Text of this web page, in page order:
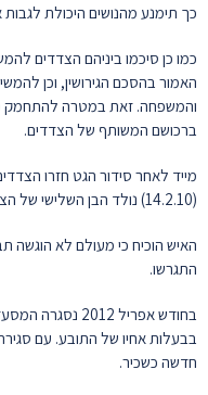
כך תימנע מהנושים היכולת
כמו כן סיכמו ביניהם הצדדים
האמור בהסכם הגירושין, וכן
והמשפחה. זאת במטרה להתחמק
ברכושם המשותף של הצדדים.
מייד לאחר סידור הגט חזרו
(14.2.10) נולד הבן השלישי של הצדדים (לאחר הגירושין).
התגרשו.
בחודש אפריל
בבעלות אחיו של התובע. עם
חדשה כשכיר.